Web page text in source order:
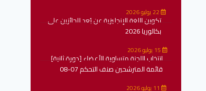
تكوين اللغة الإنجليزية عن بُعد للحائزين على
بكالوريا 2026
انتخاب اللجنة متساوية الأعضاء [دورة ثانية]
قائمة المترشحين صنف التحكم 07-08